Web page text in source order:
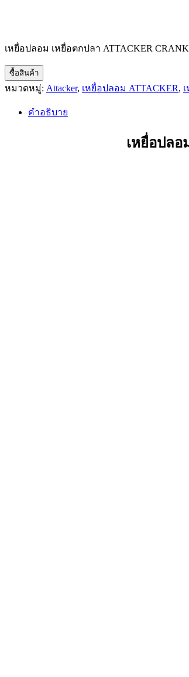
เหยื่อปลอม เหยื่อตกปลา ATTACKER CRANK
ซื้อสินค้า
หมวดหมู่: Attacker, เหยื่อปลอม ATTACKER,
คำอธิบาย
เหยื่อปลอ